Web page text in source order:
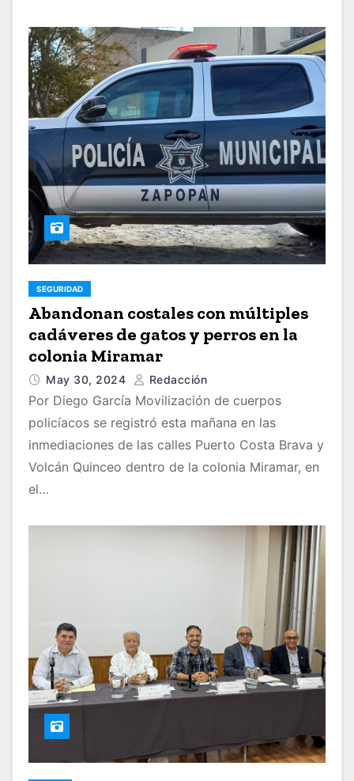
SEGURIDAD
Abandonan costales con múltiples
cadáveres de gatos y perros en la
colonia Miramar
May 30, 2024 Redacción
Por Diego García Movilización de cuerpos
policíacos se registró esta mañana en las
inmediaciones de las calles Puerto Costa Brava y
Volcán Quinceo dentro de la colonia Miramar, en
el…